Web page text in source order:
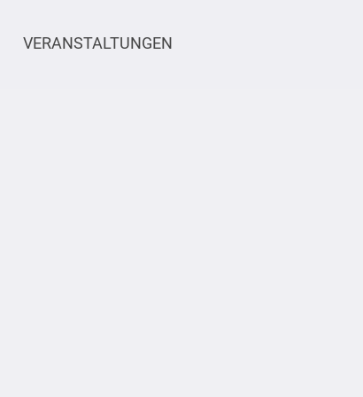
VERANSTALTUNGEN